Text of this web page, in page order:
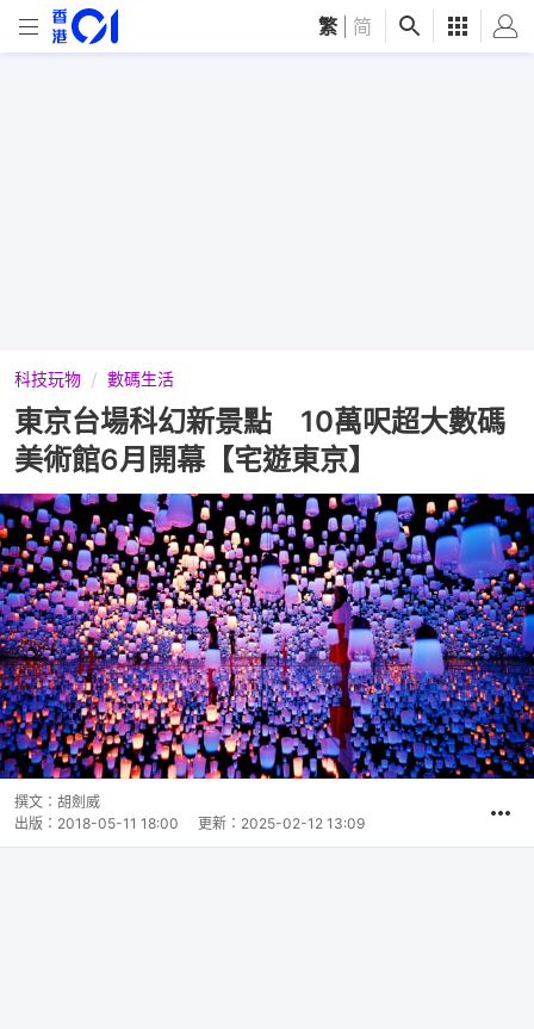
繁 简
科技玩物 數碼生活
東京台場科幻新景點 10萬呎超大數碼
美術館6月開幕【宅遊東京】
撰文： 胡劍威
出版： 2018-05-11 18:00 更新： 2025-02-12 13:09